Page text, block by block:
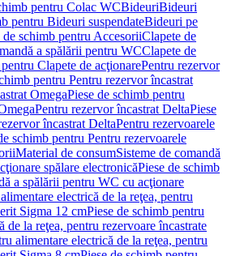
pentru Colac WCBideuriBideuri
pentru Bideuri suspendateBideuri pe
de schimb pentru AccesoriiClapete de
a spălării pentru WCClapete de
Clapete de acţionarePentru rezervor
pentru Pentru rezervor încastrat
OmegaPiese de schimb pentru
Pentru rezervor încastrat DeltaPiese
încastrat DeltaPentru rezervoarele
schimb pentru Pentru rezervoarele
Material de consumSisteme de comandă
spălare electronicăPiese de schimb
a spălării pentru WC cu acţionare
electrică de la reţea, pentru
Sigma 12 cmPiese de schimb pentru
de la reţea, pentru rezervoare încastrate
alimentare electrică de la reţea, pentru